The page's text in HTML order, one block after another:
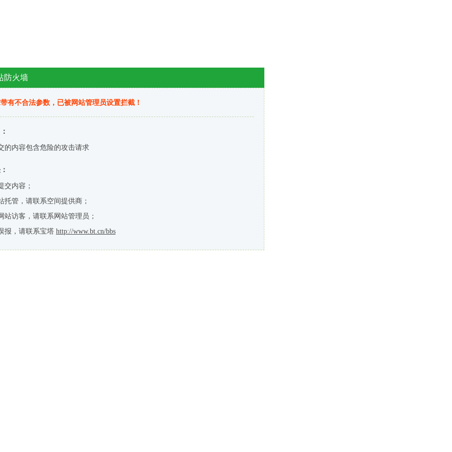
防火墙
有不合法参数，已被网站管理员设置拦截！
的内容包含危险的攻击请求
交内容；
托管，请联系空间提供商；
站访客，请联系网站管理员；
报，请联系宝塔 http://www.bt.cn/bbs